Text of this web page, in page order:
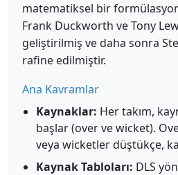
matematiksel bir
Frank Duckworth ve Tony
geliştirilmiş ve daha sonra
rafine edilmiştir.
Ana Kavramlar
Kaynaklar: Her takım,
başlar (over ve wicket).
veya wicketler düştükçe,
Kaynak Tabloları: DLS